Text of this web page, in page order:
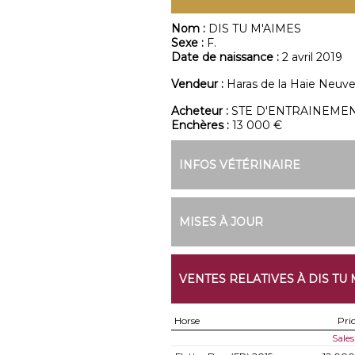
Nom : DIS TU M'AIMES
Sexe : F.
Date de naissance : 2 avril 2019
Vendeur : Haras de la Haie Neuve
Acheteur : STE
Enchères : 13 000 €
INFOS VÉTÉRINAIRE
MISES À JOUR
VENTES RELATIVES À DIS TU
Horse